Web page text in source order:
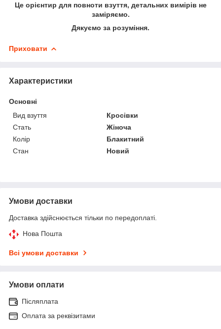
Це орієнтир для повноти взуття, детальних вимірів не
заміряємо.
Дякуємо за розуміння.
Приховати
Характеристики
Основні
Вид взуття
Кросівки
Стать
Жіноча
Колір
Блакитний
Стан
Новий
Умови доставки
Доставка здійснюється тільки по передоплаті.
Нова Пошта
Всі умови доставки
Умови оплати
Післяплата
Оплата за реквізитами